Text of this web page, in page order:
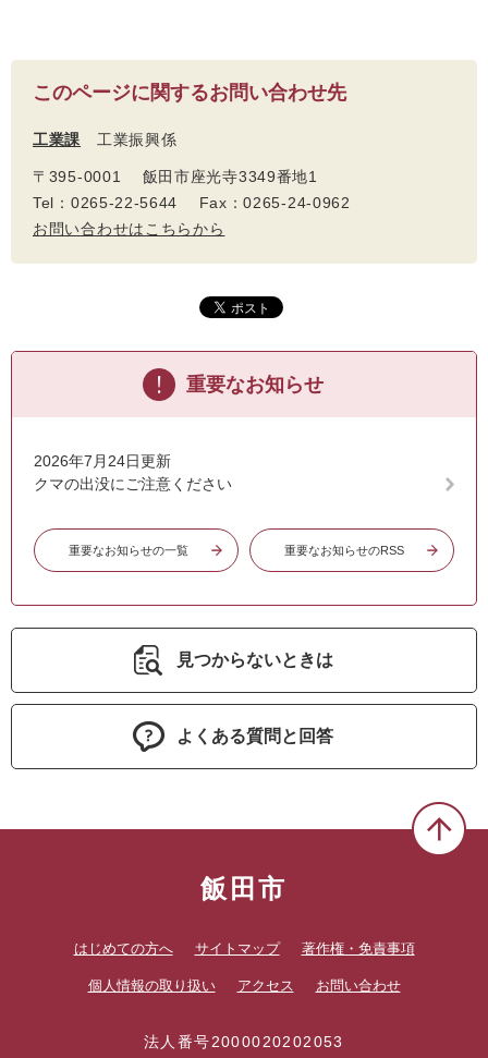
このページに関するお問い合わせ先
工業課 工業振興係
〒395-0001 飯田市座光寺3349番地1
Tel：0265-22-5644 Fax：0265-24-0962
お問い合わせはこちらから
重要なお知らせ
2026年7月24日更新
クマの出没にご注意ください
重要なお知らせの一覧 重要なお知らせのRSS
見つからないときは
よくある質問と回答
飯田市
はじめての方へ サイトマップ 著作権・免責事項
個人情報の取り扱い アクセス お問い合わせ
法人番号2000020202053